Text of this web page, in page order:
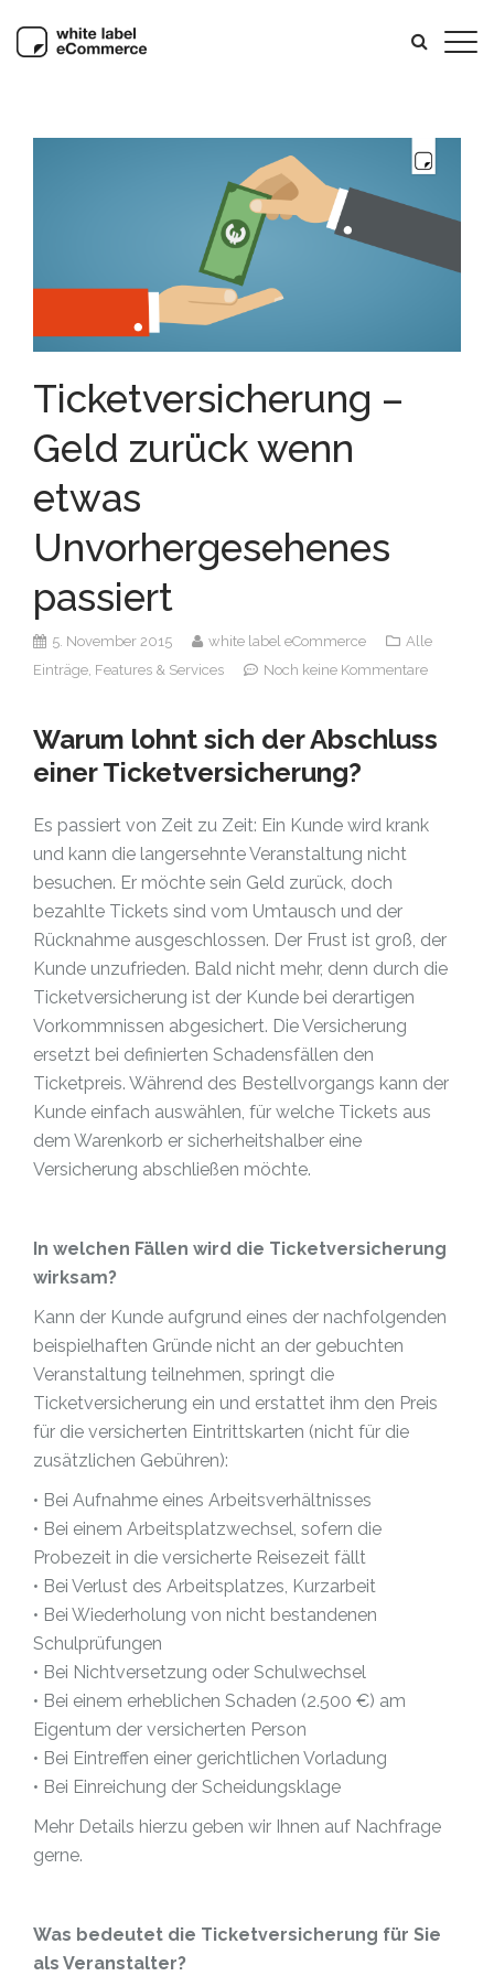
Ticketversicherung –
Geld zurück wenn
etwas
Unvorhergesehenes
passiert
5. November 2015 white label eCommerce
Alle
Einträge, Features & Services Noch keine Kommentare
Warum lohnt sich der Abschluss
einer Ticketversicherung?
Es passiert von Zeit zu Zeit: Ein Kunde wird krank
und kann die langersehnte Veranstaltung nicht
besuchen. Er möchte sein Geld zurück, doch
bezahlte Tickets sind vom Umtausch und der
Rücknahme ausgeschlossen. Der Frust ist groß, der
Kunde unzufrieden. Bald nicht mehr, denn durch die
Ticketversicherung ist der Kunde bei derartigen
Vorkommnissen abgesichert. Die Versicherung
ersetzt bei definierten Schadensfällen den
Ticketpreis. Während des Bestellvorgangs kann der
Kunde einfach auswählen, für welche Tickets aus
dem Warenkorb er sicherheitshalber eine
Versicherung abschließen möchte.
In welchen Fällen wird die Ticketversicherung
wirksam?
Kann der Kunde aufgrund eines der nachfolgenden
beispielhaften Gründe nicht an der gebuchten
Veranstaltung teilnehmen, springt die
Ticketversicherung ein und erstattet ihm den Preis
für die versicherten Eintrittskarten (nicht für die
zusätzlichen Gebühren):
• Bei Aufnahme eines Arbeitsverhältnisses
• Bei einem Arbeitsplatzwechsel, sofern die
Probezeit in die versicherte Reisezeit fällt
• Bei Verlust des Arbeitsplatzes, Kurzarbeit
• Bei Wiederholung von nicht bestandenen
Schulprüfungen
• Bei Nichtversetzung oder Schulwechsel
• Bei einem erheblichen Schaden (2.500 €) am
Eigentum der versicherten Person
• Bei Eintreffen einer gerichtlichen Vorladung
• Bei Einreichung der Scheidungsklage
Mehr Details hierzu geben wir Ihnen auf Nachfrage
gerne.
Was bedeutet die Ticketversicherung für Sie
als Veranstalter?